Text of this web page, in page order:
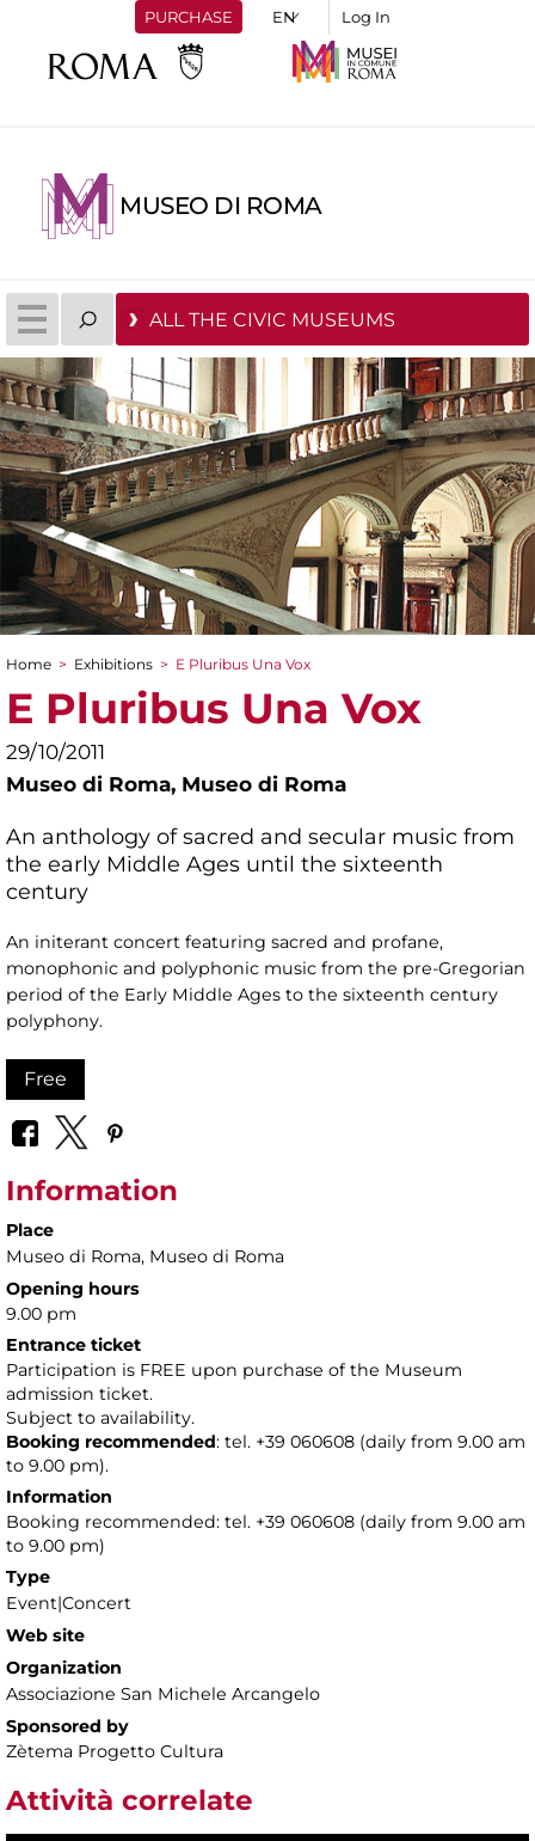
PURCHASE Log In
MUSEO DI ROMA
ALL THE CIVIC MUSEUMS
You are here
Home > Exhibitions > E Pluribus Una Vox
E Pluribus Una Vox
29/10/2011
Museo di Roma, Museo di Roma
An anthology of sacred and secular music from
the early Middle Ages until the sixteenth
century
An initerant concert featuring sacred and profane,
monophonic and polyphonic music from the pre-Gregorian
period of the Early Middle Ages to the sixteenth century
polyphony.
Free
Information
Place
Museo di Roma, Museo di Roma
Opening hours
9.00 pm
Entrance ticket
Participation is FREE upon purchase of the Museum
admission ticket.
Subject to availability.
Booking recommended: tel. +39 060608 (daily from 9.00 am
to 9.00 pm).
Information
Booking recommended: tel. +39 060608 (daily from 9.00 am
to 9.00 pm)
Type
Event|Concert
Web site
Organization
Associazione San Michele Arcangelo
Sponsored by
Zètema Progetto Cultura
Attività correlate